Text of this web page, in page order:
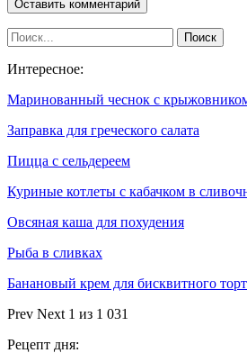
Интересное:
Маринованный чеснок с
Заправка для греческого салата
Пицца с сельдереем
Куриные котлеты с кабачком в
Овсяная каша для похудения
Рыба в сливках
Банановый крем для бисквитного
Prev Next 1 из 1 031
Рецепт дня: